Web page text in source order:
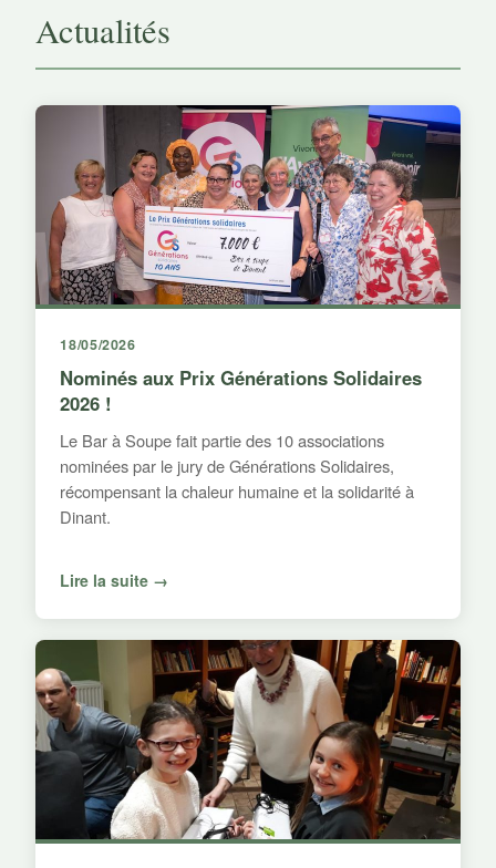
Actualités
18/05/2026
Nominés aux Prix Générations Solidaires
2026 !
Le Bar à Soupe fait partie des 10 associations
nominées par le jury de Générations Solidaires,
récompensant la chaleur humaine et la solidarité à
Dinant.
Lire la suite →